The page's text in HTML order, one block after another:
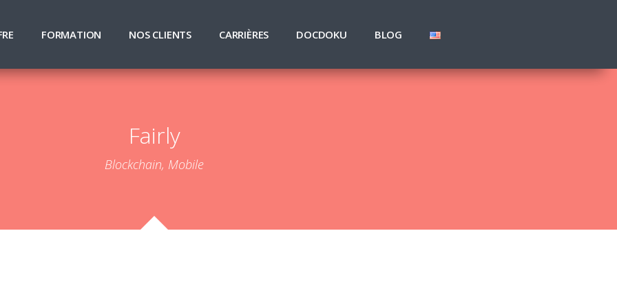
FORMATION NOS CLIENTS CARRIÈRES DOCDOKU BLOG
Fairly
Blockchain, Mobile